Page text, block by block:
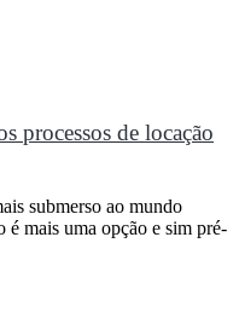
processos de locação
submerso ao mundo
é mais uma opção e sim pré-